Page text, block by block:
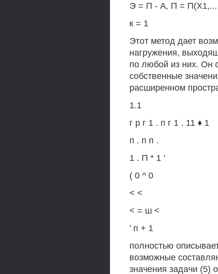
Э = П - А, П =
к = 1
Этот метод дает
нагружения,
по любой из них. Он
собственные
расширенном
1.1
г р г 1 . п г 1 . 11 ♦ 1
п . п п .
1 . П * 1 '
( 0 ^ 0
< <
< = ш <
' п + 1
полностью
возможные
значения задачи (5)